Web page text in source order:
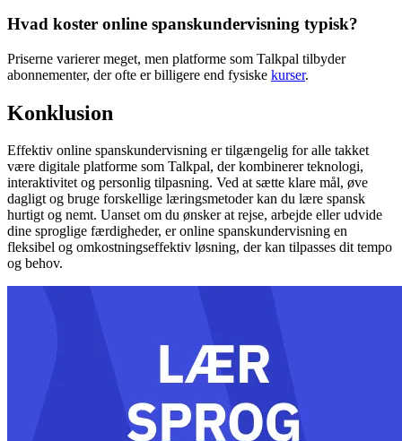
Hvad koster online spanskundervisning typisk?
Priserne varierer meget, men platforme som Talkpal tilbyder
abonnementer, der ofte er billigere end fysiske kurser.
Konklusion
Effektiv online spanskundervisning er tilgængelig for alle takket
være digitale platforme som Talkpal, der kombinerer teknologi,
interaktivitet og personlig tilpasning. Ved at sætte klare mål, øve
dagligt og bruge forskellige læringsmetoder kan du lære spansk
hurtigt og nemt. Uanset om du ønsker at rejse, arbejde eller udvide
dine sproglige færdigheder, er online spanskundervisning en
fleksibel og omkostningseffektiv løsning, der kan tilpasses dit tempo
og behov.